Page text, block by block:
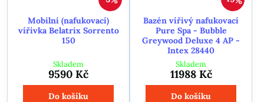
Mobilní (nafukovací)
vířivka Belatrix Sorrento
150
Skladem
9590 Kč
Do košíku
Bazén vířivý nafukovací
Pure Spa - Bubble
Greywood Deluxe 4 AP -
Intex 28440
Skladem
11988 Kč
Do košíku